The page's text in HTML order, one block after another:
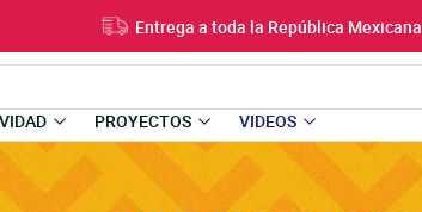
Entrega a toda la República Mexicana
PROYECTOS VIDEOS